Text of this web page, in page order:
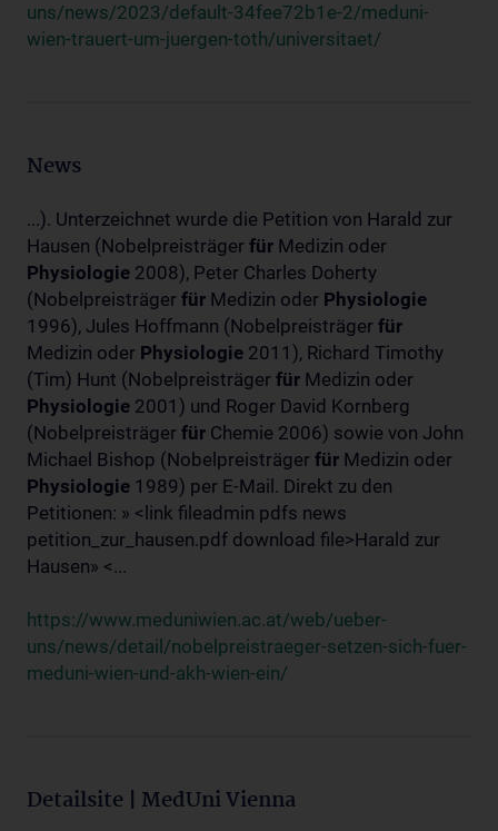
uns/news/2023/default-34fee72b1e-2/meduni-
wien-trauert-um-juergen-toth/universitaet/
News
...). Unterzeichnet wurde die Petition von Harald zur
Hausen (Nobelpreisträger für Medizin oder
Physiologie 2008), Peter Charles Doherty
(Nobelpreisträger für Medizin oder Physiologie
1996), Jules Hoffmann (Nobelpreisträger für
Medizin oder Physiologie 2011), Richard Timothy
(Tim) Hunt (Nobelpreisträger für Medizin oder
Physiologie 2001) und Roger David Kornberg
(Nobelpreisträger für Chemie 2006) sowie von John
Michael Bishop (Nobelpreisträger für Medizin oder
Physiologie 1989) per E-Mail. Direkt zu den
Petitionen: » <link fileadmin pdfs news
petition_zur_hausen.pdf download file>Harald zur
Hausen» <...
https://www.meduniwien.ac.at/web/ueber-
uns/news/detail/nobelpreistraeger-setzen-sich-fuer-
meduni-wien-und-akh-wien-ein/
Detailsite | MedUni Vienna